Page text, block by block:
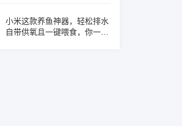
小米这款养鱼神器，轻松排水
自带供氧且一键喂食，你一定